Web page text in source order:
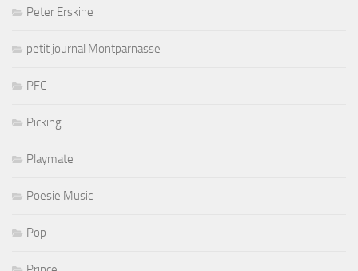
Peter Erskine
petit journal Montparnasse
PFC
Picking
Playmate
Poesie Music
Pop